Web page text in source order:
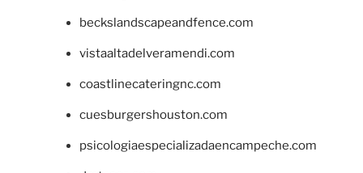
beckslandscapeandfence.com
vistaaltadelveramendi.com
coastlinecateringnc.com
cuesburgershouston.com
psicologiaespecializadaencampeche.com